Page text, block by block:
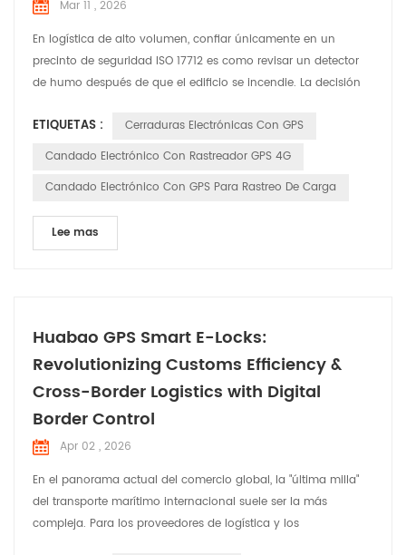
Mar 11 , 2026
En logística de alto volumen, confiar únicamente en un
precinto de seguridad ISO 17712 es como revisar un detector
de humo después de que el edificio se incendie. La decisión
se trata solo de cerrar una puerta. — Es una elección
estratégica entre gestionar una pérdida y prevenirla. Como
ETIQUETAS :
Cerraduras Electrónicas Con GPS
Candado Electrónico Con Rastreador GPS 4G
Candado Electrónico Con GPS Para Rastreo De Carga
Lee mas
Huabao GPS Smart E-Locks:
Revolutionizing Customs Efficiency &
Cross-Border Logistics with Digital
Border Control
Apr 02 , 2026
En el panorama actual del comercio global, la "última milla"
del transporte marítimo internacional suele ser la más
compleja. Para los proveedores de logística y los